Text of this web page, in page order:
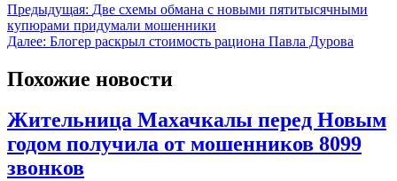
Предыдущая: Две схемы обмана с новыми пятитысячными
купюрами придумали мошенники
Далее: Блогер раскрыл стоимость рациона Павла Дурова
Похожие новости
Жительница Махачкалы перед Новым
годом получила от мошенников 8099
звонков